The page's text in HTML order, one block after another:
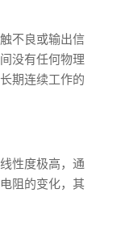
不良或输出信
没有任何物理
期连续工作的
性度极高，通
阻的变化，其